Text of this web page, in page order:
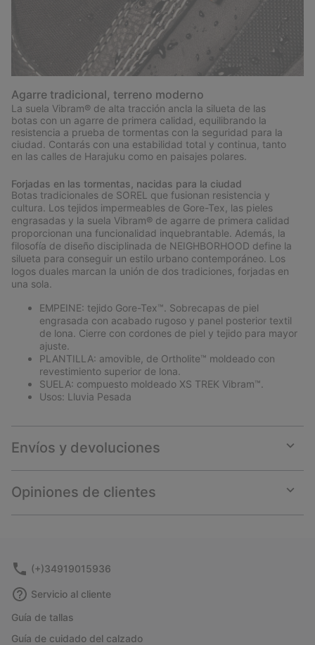
Agarre tradicional, terreno moderno
La suela Vibram® de alta tracción ancla la silueta de las
botas con un agarre de primera calidad, equilibrando la
resistencia a prueba de tormentas con la seguridad para la
ciudad. Contarás con una estabilidad total y continua, tanto
en las calles de Harajuku como en paisajes polares.
Forjadas en las tormentas, nacidas para la ciudad
Botas tradicionales de SOREL que fusionan resistencia y
cultura. Los tejidos impermeables de Gore-Tex, las pieles
engrasadas y la suela Vibram® de agarre de primera calidad
proporcionan una funcionalidad inquebrantable. Además, la
filosofía de diseño disciplinada de NEIGHBORHOOD define la
silueta para conseguir un estilo urbano contemporáneo. Los
logos duales marcan la unión de dos tradiciones, forjadas en
una sola.
EMPEINE: tejido Gore-Tex™. Sobrecapas de piel
engrasada con acabado rugoso y panel posterior textil
de lona. Cierre con cordones de piel y tejido para mayor
ajuste.
PLANTILLA: amovible, de Ortholite™ moldeado con
revestimiento superior de lona.
SUELA: compuesto moldeado XS TREK Vibram™.
Usos: Lluvia Pesada
Envíos y devoluciones
or
Opiniones de clientes
or
(+)34919015936
Servicio al cliente
Guía de tallas
Guía de cuidado del calzado